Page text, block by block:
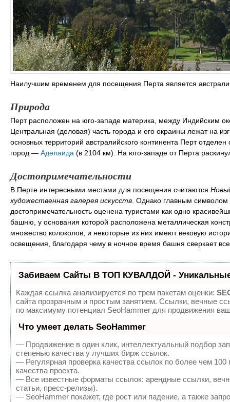
Наилучшим временем для посещения Перта является
Природа
Перт расположен на юго-западе материка, между Индийским
Центральная (деловая) часть города и его окраины лежат на
основных территорий австралийского континента Перт
город — Аделаида (в 2104 км). На юго-западе от Перта
Достопримечательности
В Перте интересными местами для посещения считаются
художественная галерея искусств. Однако главным символом
достопримечательность оценена туристами как одно
башню, у основания которой расположена металлическая
множество колоколов, и некоторые из них имеют вековую
освещения, благодаря чему в ночное время башня сверкает
Забиваем Сайты В ТОП КУВАЛДОЙ - Уникальные
Каждая ссылка анализируется по трем пакетам оценки:
сайта прозрачным и простым занятием. Ссылки, вечные
по максимуму потенциал SeoHammer для продвижения
Что умеет делать SeoHammer
— Продвижение в один клик, интеллектуальный подбор
степенью качества у лучших бирж ссылок.
— Регулярная проверка качества ссылок по более чем
качества проекта.
— Все известные форматы ссылок: арендные ссылки,
статьи, пресс-релизы).
— SeoHammer покажет, где рост или падение, а также